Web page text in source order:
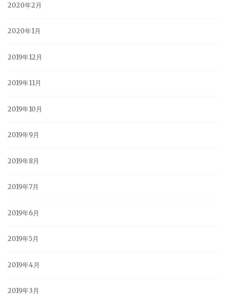
2020年2月
2020年1月
2019年12月
2019年11月
2019年10月
2019年9月
2019年8月
2019年7月
2019年6月
2019年5月
2019年4月
2019年3月